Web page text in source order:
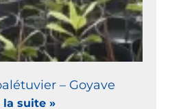
– Goyave
la suite »